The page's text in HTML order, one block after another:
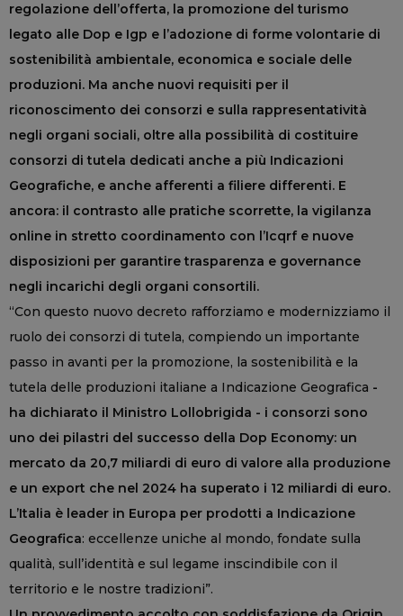
regolazione dell’offerta, la promozione del turismo
legato alle Dop e Igp e l’adozione di forme volontarie di
sostenibilità ambientale, economica e sociale delle
produzioni. Ma anche nuovi requisiti per il
riconoscimento dei consorzi e sulla rappresentatività
negli organi sociali, oltre alla possibilità di costituire
consorzi di tutela dedicati anche a più Indicazioni
Geografiche, e anche afferenti a filiere differenti. E
ancora: il contrasto alle pratiche scorrette, la vigilanza
online in stretto coordinamento con l’Icqrf e nuove
disposizioni per garantire trasparenza e governance
negli incarichi degli organi consortili.
“Con questo nuovo decreto rafforziamo e modernizziamo il
ruolo dei consorzi di tutela, compiendo un importante
passo in avanti per la promozione, la sostenibilità e la
tutela delle produzioni italiane a Indicazione Geografica -
ha dichiarato il Ministro Lollobrigida - i consorzi sono
uno dei pilastri del successo della Dop Economy: un
mercato da 20,7 miliardi di euro di valore alla produzione
e un export che nel 2024 ha superato i 12 miliardi di euro.
L’Italia è leader in Europa per prodotti a Indicazione
Geografica: eccellenze uniche al mondo, fondate sulla
qualità, sull’identità e sul legame inscindibile con il
territorio e le nostre tradizioni”.